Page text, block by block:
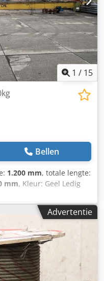
1 / 15
Bellen
1.200 mm, totale lengte:
mm, Kleur: Geel Ledig
- Documentatie
Nee -
[kg]: 3000 -
Enkel -
Ja -
3515mm x 1200mm (l x
- Transportcolli [st.]:
prijs is exclusief
Advertentie